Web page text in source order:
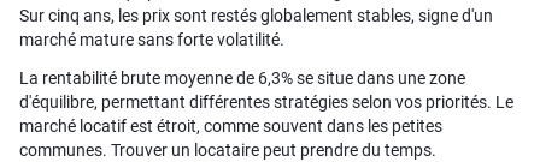
Sur cinq ans, les prix sont restés globalement stables, signe d'un
marché mature sans forte volatilité.
La rentabilité brute moyenne de 6,3% se situe dans une zone
d'équilibre, permettant différentes stratégies selon vos priorités. Le
marché locatif est étroit, comme souvent dans les petites
communes. Trouver un locataire peut prendre du temps.